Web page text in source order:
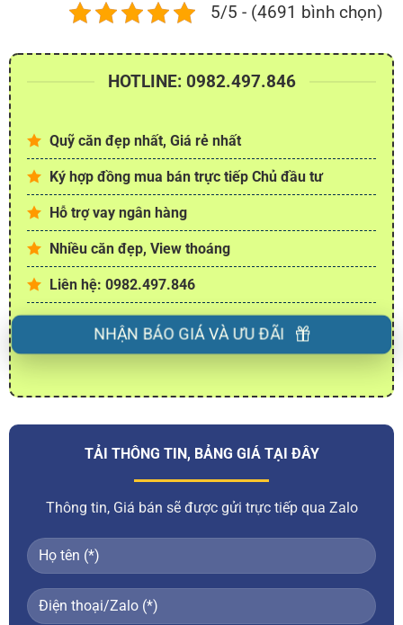
5/5 - (4691 bình chọn)
HOTLINE: 0982.497.846
Quỹ căn đẹp nhất, Giá rẻ nhất
Ký hợp đồng mua bán trực tiếp Chủ đầu tư
Hỗ trợ vay ngân hàng
Nhiều căn đẹp, View thoáng
Liên hệ: 0982.497.846
NHẬN BÁO GIÁ VÀ ƯU ĐÃI
TẢI THÔNG TIN, BẢNG GIÁ TẠI ĐÂY
Thông tin, Giá bán sẽ được gửi trực tiếp qua Zalo